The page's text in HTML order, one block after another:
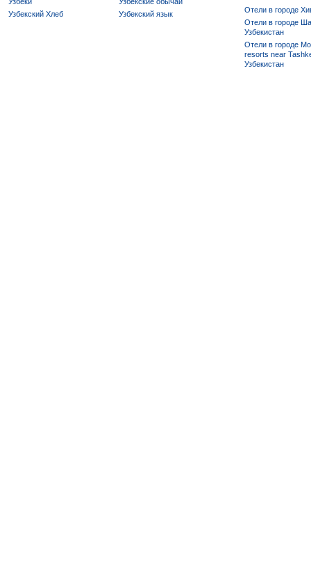
Узбекский Хлеб
Узбекский язык
Отели в городе
Отели в городе
Узбекистан
Отели в городе
resorts near
Узбекистан